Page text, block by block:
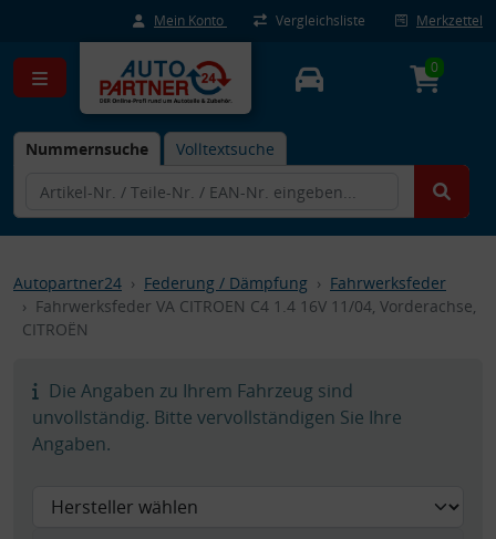
Mein Konto Vergleichsliste Merkzettel
Nummernsuche Volltextsuche
0
Autopartner24 Federung / Dämpfung
Fahrwerksfeder
Fahrwerksfeder VA CITROEN C4 1.4 16V 11/04, Vorderachse,
CITROËN
Die Angaben zu Ihrem Fahrzeug sind
unvollständig. Bitte vervollständigen Sie Ihre
Angaben.